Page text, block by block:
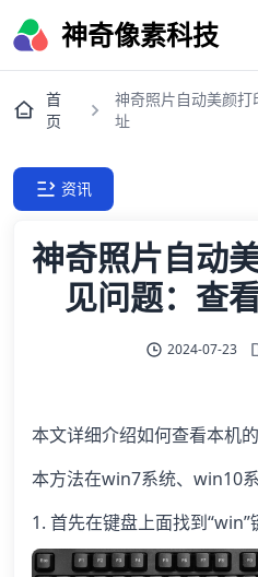
神奇像素科技
首
页
神奇照片自动美颜
址
资讯
神奇照片自动
见问题：查
2024-07-23
本文详细介绍如何查看本机的
本方法在win7系统、win10
1. 首先在键盘上面找到“win”